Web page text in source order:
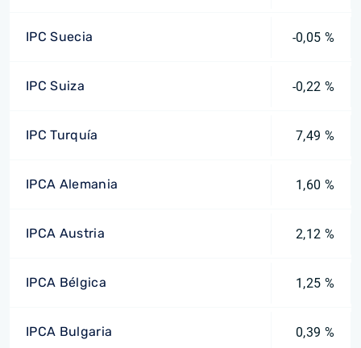
IPC Suecia -0,05 %
IPC Suiza -0,22 %
IPC Turquía 7,49 %
IPCA Alemania 1,60 %
IPCA Austria 2,12 %
IPCA Bélgica 1,25 %
IPCA Bulgaria 0,39 %